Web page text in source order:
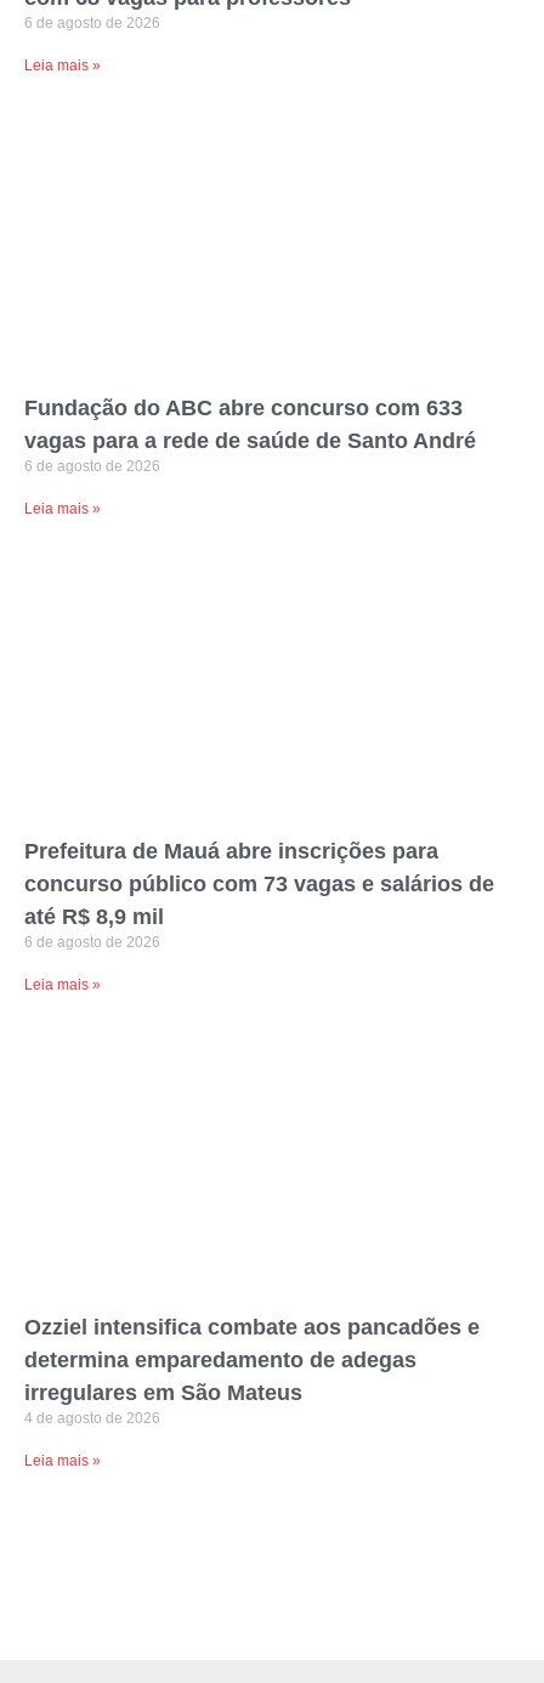
6 de agosto de 2026
Leia mais »
Fundação do ABC abre concurso com 633
vagas para a rede de saúde de Santo André
6 de agosto de 2026
Leia mais »
Prefeitura de Mauá abre inscrições para
concurso público com 73 vagas e salários de
até R$ 8,9 mil
6 de agosto de 2026
Leia mais »
Ozziel intensifica combate aos pancadões e
determina emparedamento de adegas
irregulares em São Mateus
4 de agosto de 2026
Leia mais »